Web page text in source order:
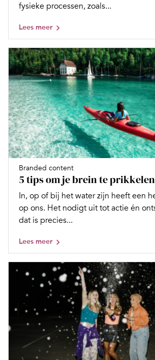
fysieke processen, zoals...
Lees meer
Branded content
5 tips om je brein te
In, op of bij het water zijn heeft een
op ons. Het nodigt uit tot actie én
dat is precies...
Lees meer